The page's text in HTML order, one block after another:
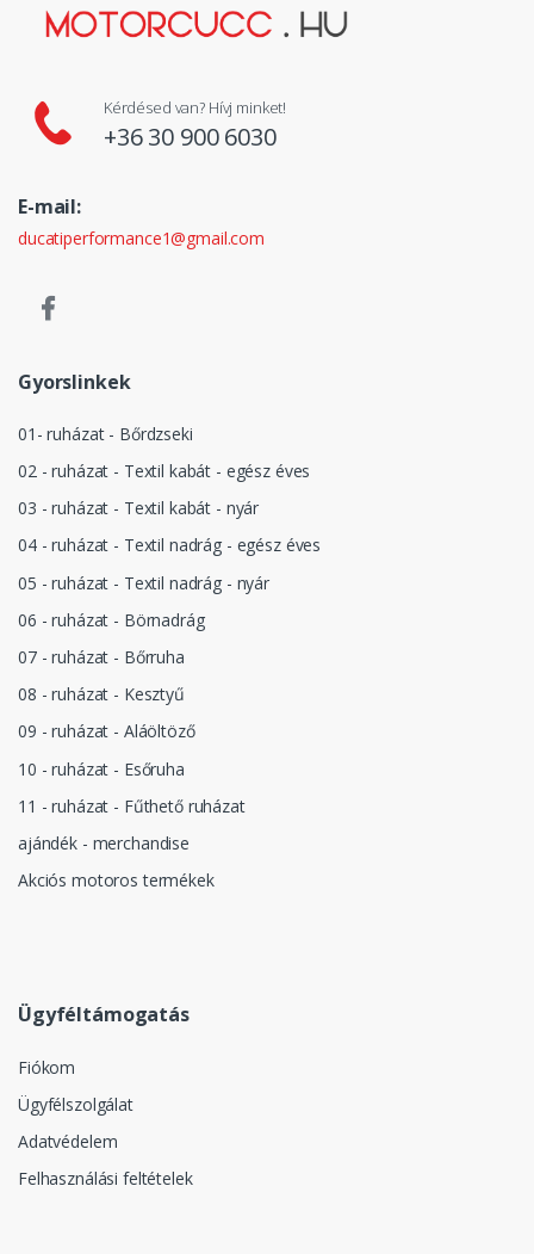
Kérdésed van? Hívj minket!
+36 30 900 6030
E-mail:
ducatiperformance1@gmail.com
Gyorslinkek
01- ruházat - Bőrdzseki
02 - ruházat - Textil kabát - egész éves
03 - ruházat - Textil kabát - nyár
04 - ruházat - Textil nadrág - egész éves
05 - ruházat - Textil nadrág - nyár
06 - ruházat - Börnadrág
07 - ruházat - Bőrruha
08 - ruházat - Kesztyű
09 - ruházat - Aláöltöző
10 - ruházat - Esőruha
11 - ruházat - Fűthető ruházat
ajándék - merchandise
Akciós motoros termékek
Ügyféltámogatás
Fiókom
Ügyfélszolgálat
Adatvédelem
Felhasználási feltételek